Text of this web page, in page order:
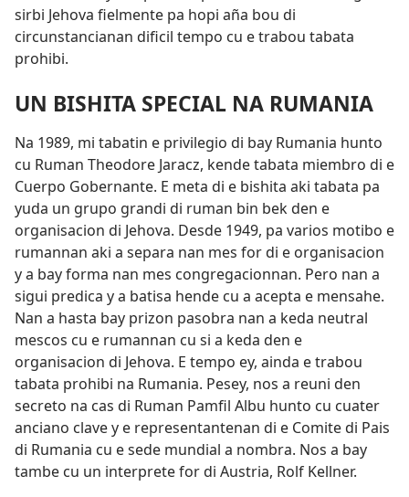
sirbi Jehova fielmente pa hopi aña bou di
circunstancianan dificil tempo cu e trabou tabata
prohibi.
UN BISHITA SPECIAL NA RUMANIA
Na 1989, mi tabatin e privilegio di bay Rumania hunto
cu Ruman Theodore Jaracz, kende tabata miembro di e
Cuerpo Gobernante. E meta di e bishita aki tabata pa
yuda un grupo grandi di ruman bin bek den e
organisacion di Jehova. Desde 1949, pa varios motibo e
rumannan aki a separa nan mes for di e organisacion
y a bay forma nan mes congregacionnan. Pero nan a
sigui predica y a batisa hende cu a acepta e mensahe.
Nan a hasta bay prizon pasobra nan a keda neutral
mescos cu e rumannan cu si a keda den e
organisacion di Jehova. E tempo ey, ainda e trabou
tabata prohibi na Rumania. Pesey, nos a reuni den
secreto na cas di Ruman Pamfil Albu hunto cu cuater
anciano clave y e representantenan di e Comite di Pais
di Rumania cu e sede mundial a nombra. Nos a bay
tambe cu un interprete for di Austria, Rolf Kellner.